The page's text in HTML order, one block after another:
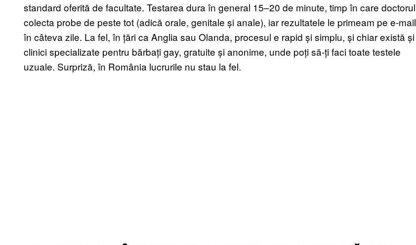
standard oferită de facultate. Testarea dura în general 15–20 de minute, timp în care doctorul
colecta probe de peste tot (adică orale, genitale și anale), iar rezultatele le primeam pe e-mail
în câteva zile. La fel, în țări ca Anglia sau Olanda, procesul e rapid și simplu, și chiar există și
clinici specializate pentru bărbați gay, gratuite și anonime, unde poți să-ți faci toate testele
uzuale. Surpriză, în România lucrurile nu stau la fel.